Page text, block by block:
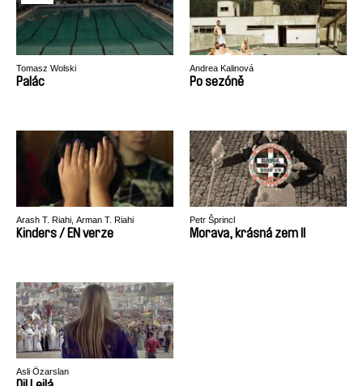
Tomasz Wolski
Palác
Andrea Kalinová
Po sezóně
Arash T. Riahi, Arman T. Riahi
Kinders / EN verze
Petr Šprincl
Morava, krásná zem II
Asli Özarslan